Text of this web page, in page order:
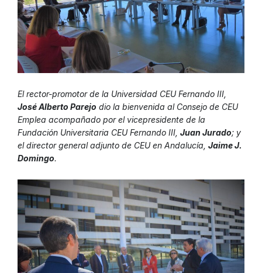
El rector-promotor de la Universidad CEU Fernando III,
José Alberto Parejo dio la bienvenida al Consejo de CEU
Emplea acompañado por el vicepresidente de la
Fundación Universitaria CEU Fernando III, Juan Jurado; y
el director general adjunto de CEU en Andalucía, Jaime J.
Domingo.